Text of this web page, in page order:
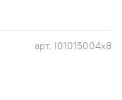
арт. I01015004x8